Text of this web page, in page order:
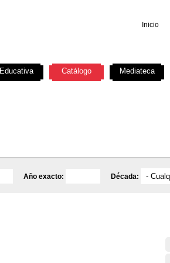
Inicio
Año exacto: Década:
Educativa Catálogo Mediateca